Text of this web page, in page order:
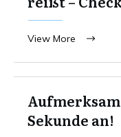
View More
Sekunde an!